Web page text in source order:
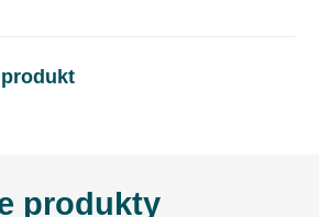
produkty